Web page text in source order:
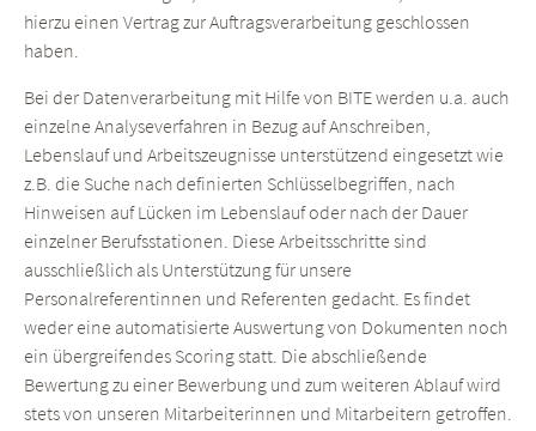
hierzu einen Vertrag zur Auftragsverarbeitung geschlossen
haben.
Bei der Datenverarbeitung mit Hilfe von BITE werden u.a. auch
einzelne Analyseverfahren in Bezug auf Anschreiben,
Lebenslauf und Arbeitszeugnisse unterstützend eingesetzt wie
z.B. die Suche nach definierten Schlüsselbegriffen, nach
Hinweisen auf Lücken im Lebenslauf oder nach der Dauer
einzelner Berufsstationen. Diese Arbeitsschritte sind
ausschließlich als Unterstützung für unsere
Personalreferentinnen und Referenten gedacht. Es findet
weder eine automatisierte Auswertung von Dokumenten noch
ein übergreifendes Scoring statt. Die abschließende
Bewertung zu einer Bewerbung und zum weiteren Ablauf wird
stets von unseren Mitarbeiterinnen und Mitarbeitern getroffen.